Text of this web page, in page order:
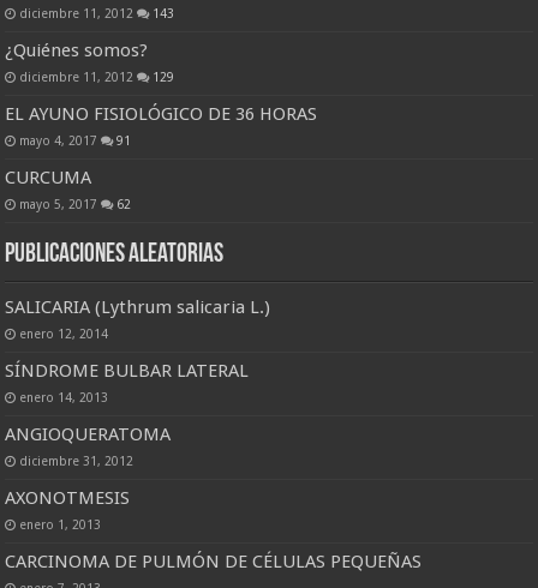
diciembre 11, 2012 143
¿Quiénes somos?
diciembre 11, 2012 129
EL AYUNO FISIOLÓGICO DE 36 HORAS
mayo 4, 2017 91
CURCUMA
mayo 5, 2017 62
Publicaciones Aleatorias
SALICARIA (Lythrum salicaria L.)
enero 12, 2014
SÍNDROME BULBAR LATERAL
enero 14, 2013
ANGIOQUERATOMA
diciembre 31, 2012
AXONOTMESIS
enero 1, 2013
CARCINOMA DE PULMÓN DE CÉLULAS PEQUEÑAS